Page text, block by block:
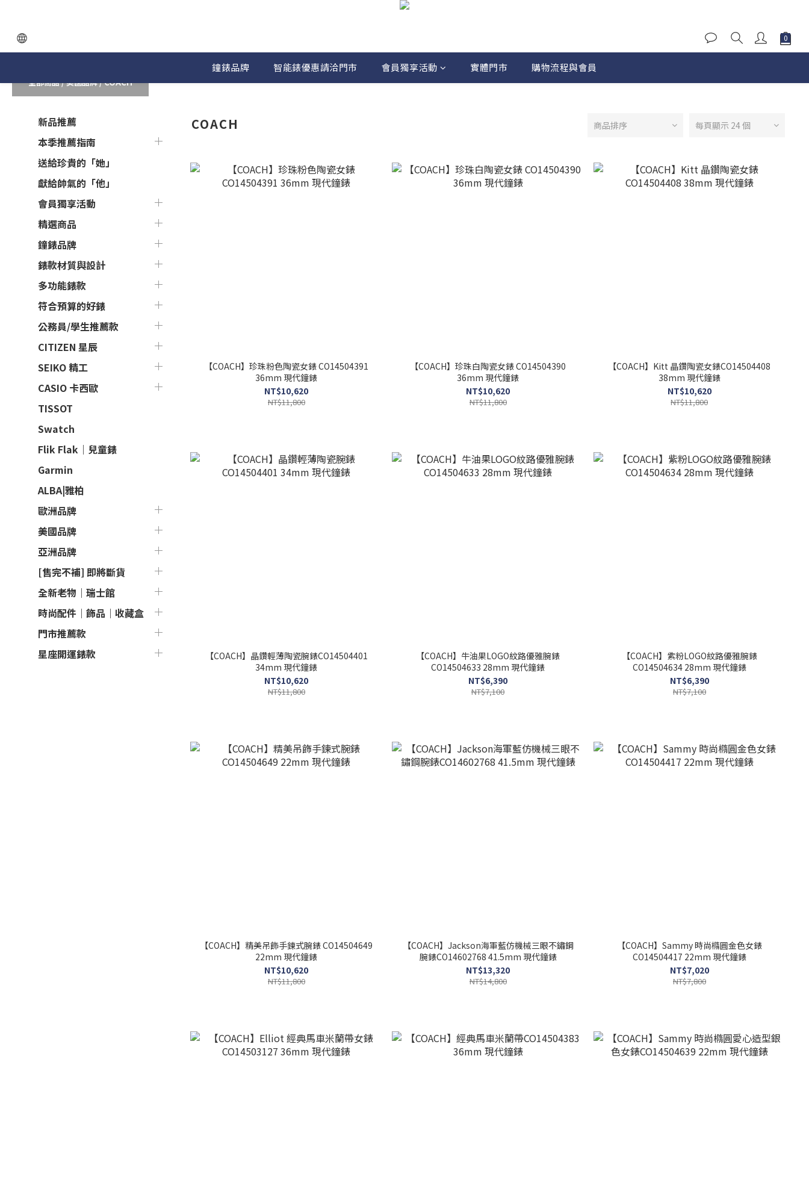
鐘錶品牌 智能錶優惠請洽門市 會員獨享活動 實體門市 購物流程與會員
全部商品/美國品牌/COACH
新品推薦
本季推薦指南
送給珍貴的「她」
獻給帥氣的「他」
會員獨享活動
精選商品
鐘錶品牌
錶款材質與設計
多功能錶款
符合預算的好錶
公務員/學生推薦款
CITIZEN 星辰
SEIKO 精工
CASIO 卡西歐
TISSOT
Swatch
Flik Flak｜兒童錶
Garmin
ALBA|雅柏
歐洲品牌
美國品牌
亞洲品牌
[售完不補] 即將斷貨
全新老物｜瑞士館
時尚配件｜飾品｜收藏盒
門市推薦款
星座開運錶款
COACH 商品排序 每頁顯示 24 個
【COACH】珍珠粉色陶瓷女錶 CO14504391
36mm 現代鐘錶
NT$10,620
NT$11,800
【COACH】珍珠白陶瓷女錶 CO14504390
36mm 現代鐘錶
NT$10,620
NT$11,800
【COACH】Kitt 晶鑽陶瓷女錶CO14504408
38mm 現代鐘錶
NT$10,620
NT$11,800
【COACH】晶鑽輕薄陶瓷腕錶CO14504401
34mm 現代鐘錶
NT$10,620
NT$11,800
【COACH】牛油果LOGO紋路優雅腕錶
CO14504633 28mm 現代鐘錶
NT$6,390
NT$7,100
【COACH】紫粉LOGO紋路優雅腕錶
CO14504634 28mm 現代鐘錶
NT$6,390
NT$7,100
【COACH】精美吊飾手鍊式腕錶 CO14504649
22mm 現代鐘錶
NT$10,620
NT$11,800
【COACH】Jackson海軍藍仿機械三眼不鏽鋼
腕錶CO14602768 41.5mm 現代鐘錶
NT$13,320
NT$14,800
【COACH】Sammy 時尚橢圓金色女錶
CO14504417 22mm 現代鐘錶
NT$7,020
NT$7,800